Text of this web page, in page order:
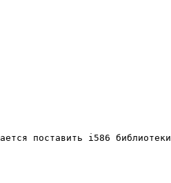
поставить i586 библиотеки